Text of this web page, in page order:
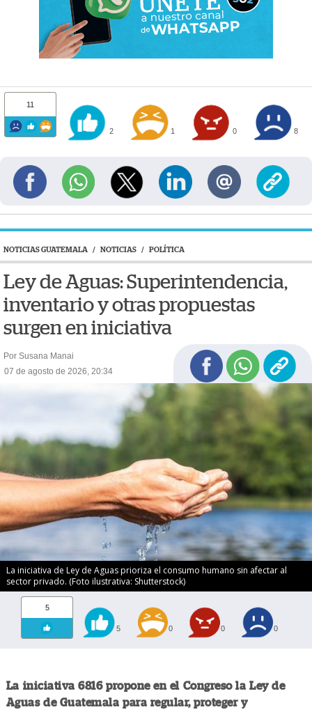
11
2 1 0 8
NOTICIAS GUATEMALA / NOTICIAS / POLÍTICA
Ley de Aguas: Superintendencia,
inventario y otras propuestas
surgen en iniciativa
Por Susana Manai
07 de agosto de 2026, 20:34
La iniciativa de Ley de Aguas prioriza el consumo humano sin afectar al
sector privado. (Foto ilustrativa: Shutterstock)
5
5 0 0 0
La iniciativa 6816 propone en el Congreso la Ley de
Aguas de Guatemala para regular, proteger y